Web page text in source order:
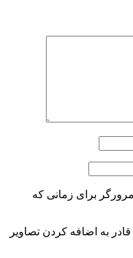
برای زمانی که
به اضافه کردن تصاویر